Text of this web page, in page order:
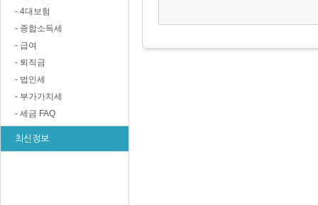
- 4대보험
- 종합소득세
- 급여
- 퇴직금
- 법인세
- 부가가치세
- 세금 FAQ
최신정보